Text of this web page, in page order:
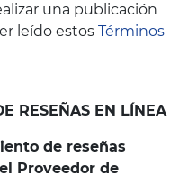
una publicación
leído estos Términos
RESEÑAS EN LÍNEA
de reseñas
Proveedor de